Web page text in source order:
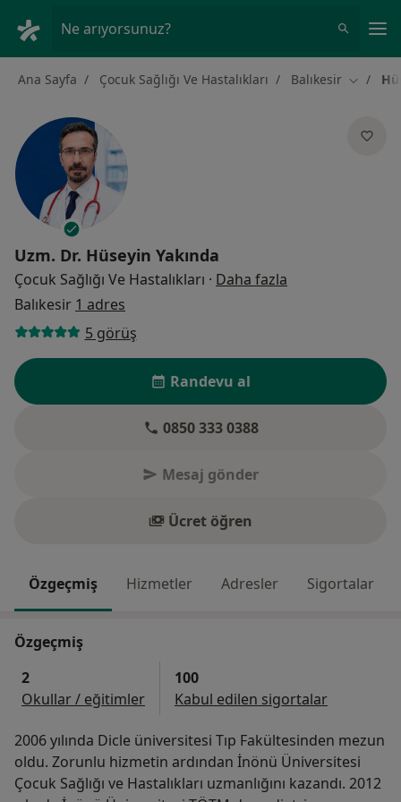
Ne arıyorsunuz?
Ana Sayfa Çocuk Sağlığı Ve Hastalıkları Balıkesir Şehir
Uzm. Dr. Hüseyin Yakında
Çocuk Sağlığı Ve Hastalıkları · Daha fazla
Balıkesir 1 adres
5 görüş
Randevu al
0850 333 0388
Mesaj gönder
Ücret öğren
Özgeçmiş Hizmetler Adresler Sigortalar
Özgeçmiş
2
Okullar / eğitimler
100
Kabul edilen sigortalar
2006 yılında Dicle üniversitesi Tıp Fakültesinden mezun
oldu. Zorunlu hizmetin ardından İnönü Üniversitesi
Çocuk Sağlığı ve Hastalıkları uzmanlığını kazandı. 2012